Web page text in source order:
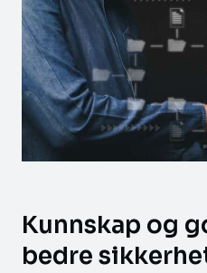
Kunnskap og
bedre